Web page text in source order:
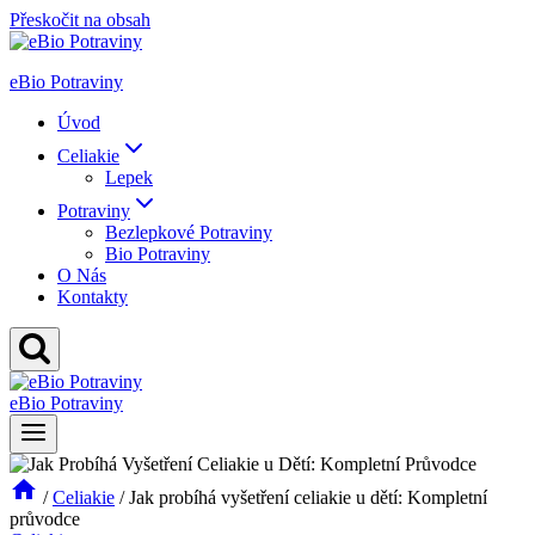
Přeskočit na obsah
eBio Potraviny
Úvod
Celiakie
Lepek
Potraviny
Bezlepkové Potraviny
Bio Potraviny
O Nás
Kontakty
eBio Potraviny
/ Celiakie / Jak probíhá vyšetření celiakie u dětí: Kompletní
průvodce